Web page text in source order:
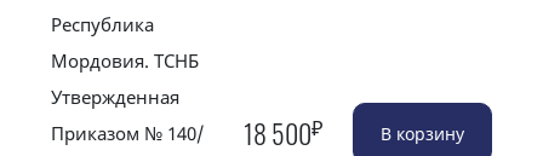
Республика
Мордовия. ТСНБ
Утвержденная
Приказом № 140/
18 500₽